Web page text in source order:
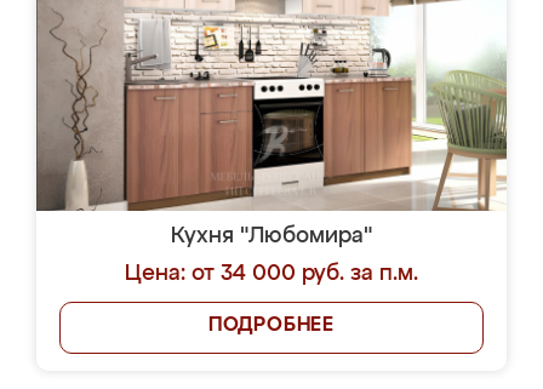
Кухня "Любомира"
Цена: от 34 000 руб. за п.м.
ПОДРОБНЕЕ